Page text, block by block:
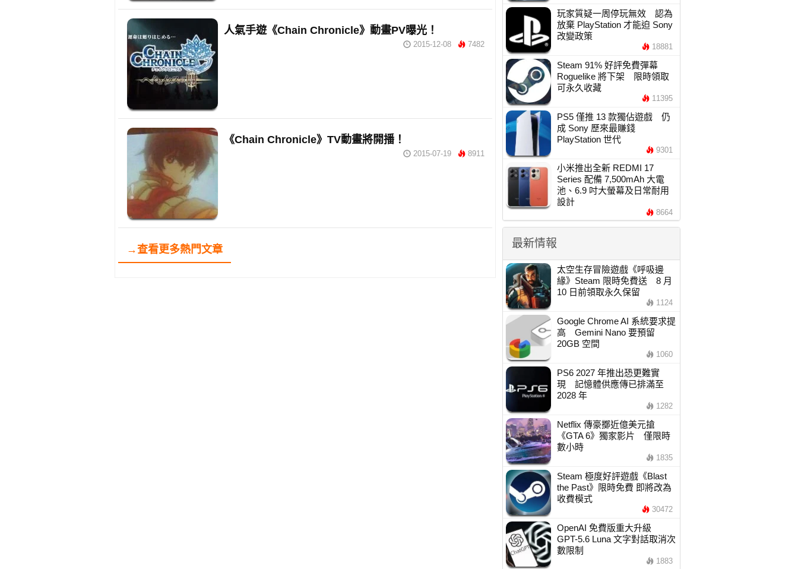
人氣手遊《Chain Chronicle》動畫PV曝光！
2015-12-08 7482
《Chain Chronicle》TV動畫將開播！
2015-07-19 8911
→查看更多熱門文章
玩家質疑一周停玩無效 認為
放棄 PlayStation 才能迫 Sony
改變政策
18881
Steam 91% 好評免費彈幕
Roguelike 將下架 限時領取
可永久收藏
11395
PS5 僅推 13 款獨佔遊戲 仍
成 Sony 歷來最賺錢
PlayStation 世代
9301
小米推出全新 REDMI 17
Series 配備 7,500mAh 大電
池、6.9 吋大螢幕及日常耐用
設計
8664
最新情報
太空生存冒險遊戲《呼吸邊
緣》Steam 限時免費送 8 月
10 日前領取永久保留
1124
Google Chrome AI 系統要求提
高 Gemini Nano 要預留
20GB 空間
1060
PS6 2027 年推出恐更難實
現 記憶體供應傳已排滿至
2028 年
1282
Netflix 傳豪擲近億美元搶
《GTA 6》獨家影片 僅限時
數小時
1835
Steam 極度好評遊戲《Blast
the Past》限時免費 即將改為
收費模式
30472
OpenAI 免費版重大升級
GPT-5.6 Luna 文字對話取消次
數限制
1883